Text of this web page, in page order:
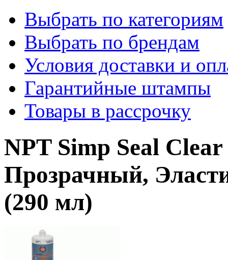
Выбрать по категориям
Выбрать по брендам
Условия доставки и
Гарантийные штампы
Товары в рассрочку
NPT Simp Seal Clear
Прозрачный,
(290 мл)